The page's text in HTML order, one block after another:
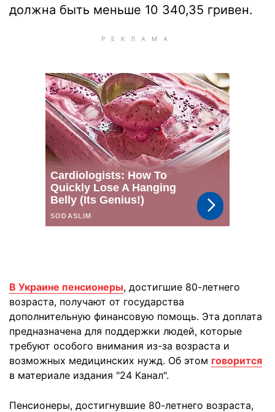
должна быть меньше 10 340,35 гривен.
В Украине пенсионеры, достигшие 80-летнего
возраста, получают от государства
дополнительную финансовую помощь. Эта доплата
предназначена для поддержки людей, которые
требуют особого внимания из-за возраста и
возможных медицинских нужд. Об этом говорится
в материале издания "24 Канал".
Пенсионеры, достигнувшие 80-летнего возраста,